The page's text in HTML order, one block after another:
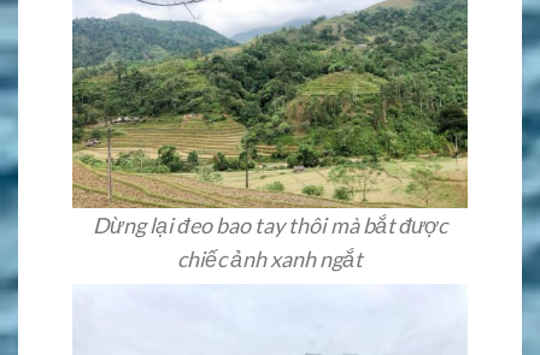
Dừng lại đeo bao tay thôi mà bắt được
chiếc ảnh xanh ngắt